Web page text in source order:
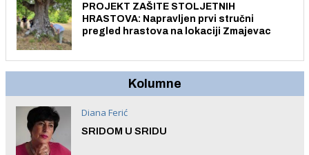
PROJEKT ZAŠITE STOLJETNIH
HRASTOVA: Napravljen prvi stručni
pregled hrastova na lokaciji Zmajevac
Kolumne
Diana Ferić
SRIDOM U SRIDU